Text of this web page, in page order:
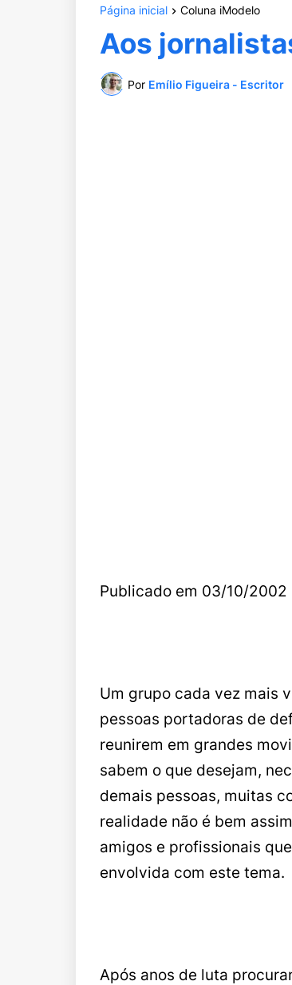
Página inicial Coluna iModelo
Aos
Por Emílio Figueira - Escritor
Publicado em 03/10/2002
Um grupo cada vez mais
pessoas portadoras de
reunirem em grandes
sabem o que desejam,
demais pessoas, muitas
realidade não é bem
amigos e profissionais
envolvida com este tema.
Após anos de luta